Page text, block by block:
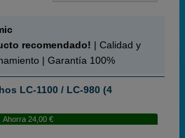
recomendado! | Calidad y
| Garantía 100%
LC-1100 / LC-980 (4
Ahorra 24,00 €